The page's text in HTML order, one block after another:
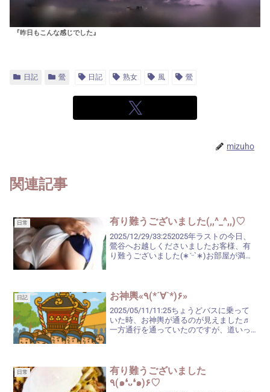
『昨日もこんな感じでした』
日記 鶯 日記 熟女 風 鶯
mizuho
関連記事
日常 有り難うございました(,,^_^,,)♡
2025/12/29/33:252025年ラストの今日、
鶯谷へお越しくださいましたお客様、有
り難うございました(∗ˊᵕ`∗)お部屋が満室
日記 お神輿«٩(*´∀`*)۶»
2025/05/11/11:25ちょうどバスに乗って
いた時、お神輿が通るのが見えました♬
一方通行を通っていたのですが、道いっ
ねﾟ....
日常
有り難うございました
٩(๑❛ᴗ❛๑)۶♡